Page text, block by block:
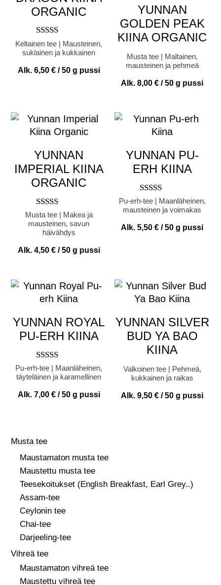
Musta tee
Maustamaton musta tee
Maustettu musta tee
Teesekoitukset (English Breakfast, Earl Grey..)
Assam-tee
Ceylonin tee
Chai-tee
Darjeeling-tee
Vihreä tee
Maustamaton vihreä tee
Maustettu vihreä tee
ORGANIC
Arvostelu
tuotteesta:
5.00
/ 5
Keltainen tee | Mausteinen,
suklainen ja kukkainen
Alk. 6,50 €/ 50 g pussi
YUNNAN
GOLDEN PEAK
KIINA ORGANIC
Musta tee | Maltainen,
mausteinen ja pehmeä
Alk.8,00€ / 50 g pussi
YUNNAN
IMPERIAL KIINA
ORGANIC
Arvostelu
tuotteesta:
5.00
Musta tee | Makea ja
mausteinen, savun
häivähdys
Alk. 4,50 €/ 50 g pussi
YUNNAN PU-
ERH KIINA
Arvostelu
tuotteesta:
5.00
/ 5
Pu-erh-tee | Maanläheinen,
mausteinen ja voimakas
Alk.5,50€ / 50 g pussi
YUNNAN ROYAL
PU-ERH KIINA
Arvostelu
tuotteesta:
5.00
/ 5
Pu-erh-tee | Maanläheinen,
täyteläinen ja karamellinen
Alk. 7,00 €/ 50 g pussi
YUNNAN SILVER
BUD YA BAO
KIINA
Valkoinen tee | Pehmeä,
kukkainen ja raikas
Alk.9,50€ / 50 g pussi